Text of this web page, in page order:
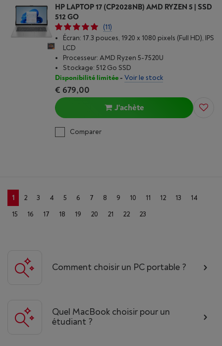
HP LAPTOP 17 (CP2028NB) AMD RYZEN 5 | SSD
512 GO
(11)
Écran: 17.3 pouces, 1920 x 1080 pixels (Full HD), IPS
LCD
Processeur: AMD Ryzen 5-7520U
Stockage: 512 Go SSD
Disponibilité limitée- Voir le stock
€ 679,00
J'achète
Comparer
1 2 3 4 5 6 7 8 9 10 11 12 13
14
15
16 17 18 19 20 21 22 23
Comment choisir un PC portable ?
Quel MacBook choisir pour un
étudiant ?